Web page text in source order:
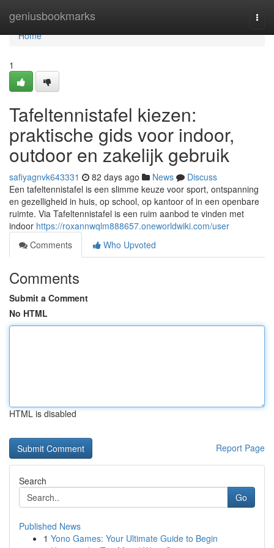
geniusbookmarks
Home
Home
1
Tafeltennistafel kiezen:
praktische gids voor indoor,
outdoor en zakelijk gebruik
safiyagnvk643331 82 days ago News
Discuss
Een tafeltennistafel is een slimme keuze voor sport, ontspanning
en gezelligheid in huis, op school, op kantoor of in een openbare
ruimte. Via Tafeltennistafel is een ruim aanbod te vinden met
indoor https://roxannwqlm888657.oneworldwiki.com/user
Comments
Who Upvoted
Comments
Submit a Comment
No HTML
HTML is disabled
Report Page
Search
Go
Published News
1 Yono Games: Your Ultimate Guide to Begin